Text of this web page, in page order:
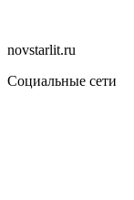
novstarlit.ru
Социальные сети